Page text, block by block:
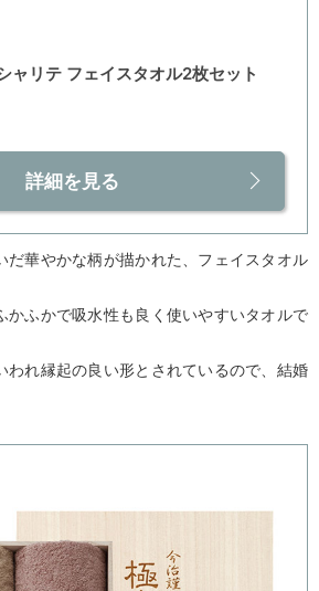
ャリテ フェイスタオル2枚セット
詳細を見る
だ華やかな柄が描かれた、フェイスタオル
かふかで吸水性も良く使いやすいタオルで
われ縁起の良い形とされているので、結婚